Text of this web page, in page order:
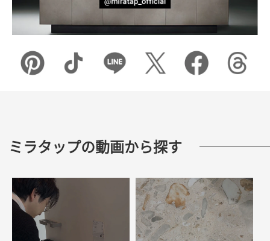
ミラタップの動画から探す